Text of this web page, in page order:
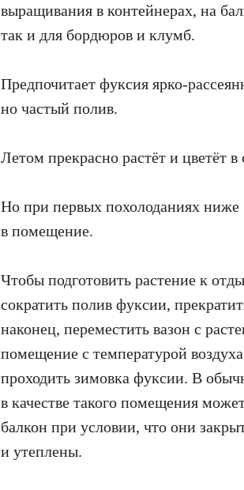
выращивания в контейнерах, на
так и для бордюров и клумб.
Предпочитает фуксия ярко-
но частый полив.
Летом прекрасно растёт и цветёт в
Но при первых похолоданиях ниже
в помещение.
Чтобы подготовить растение к
сократить полив фуксии,
наконец, переместить вазон с
помещение с температурой
проходить зимовка фуксии. В
в качестве такого помещения
балкон при условии, что они
и утеплены.